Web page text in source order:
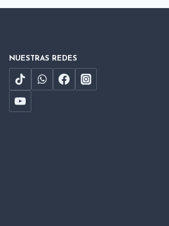
NUESTRAS REDES